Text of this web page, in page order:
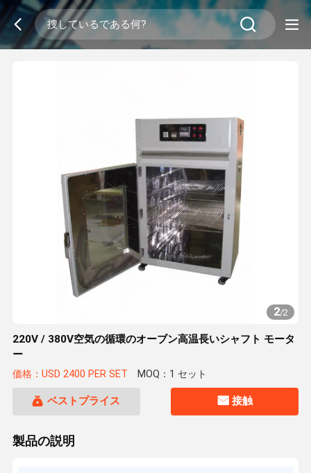
2/2
220V / 380V空気の循環のオーブン高温長いシャフト モータ
ー
価格：USD 2400 PER SET MOQ：1 セット
ベストプライス 接触
製品の説明